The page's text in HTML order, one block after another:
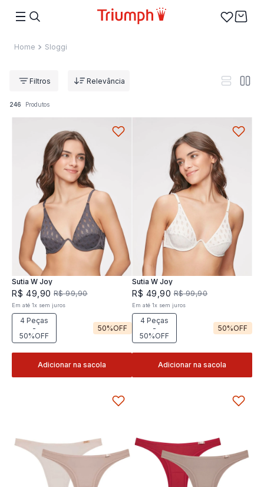
Sloggi
Relevância
246 Produtos
Sutia W Joy
R$ 49 90 R$ 99,90
Em até1x sem juros
4 Peças
-
50%OFF
50%OFF
Adicionar na sacola
Sutia W Joy
R$ 49 ,90 R$ 99,90
Em até 1x sem juros
4 Peças
-
50%OFF
50%OFF
Adicionar na sacola